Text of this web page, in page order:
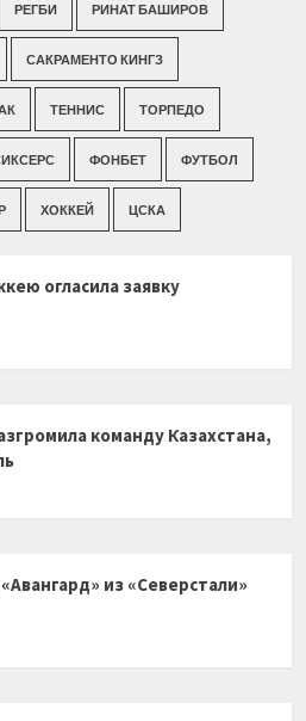
РЕГБИ РИНАТ БАШИРОВ
САКРАМЕНТО КИНГЗ
ТЕННИС ТОРПЕДО
ФОНБЕТ ФУТБОЛ
ХОККЕЙ ЦСКА
огласила заявку
команду Казахстана,
из «Северстали»